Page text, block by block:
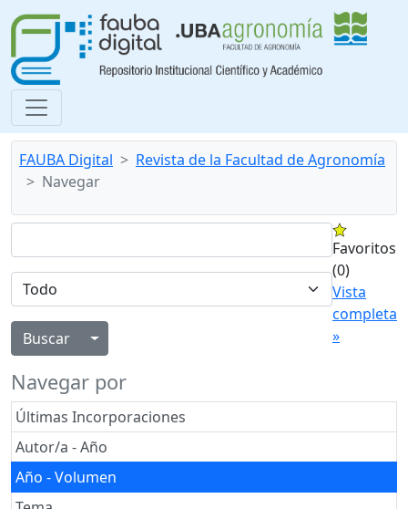
FAUBA Digital
Revista de la Facultad de Agronomía
Navegar
Alternar menú desplegable
Favoritos
(0)
Vista
completa
»
Navegar por
Últimas Incorporaciones
Autor/a - Año
Año - Volumen